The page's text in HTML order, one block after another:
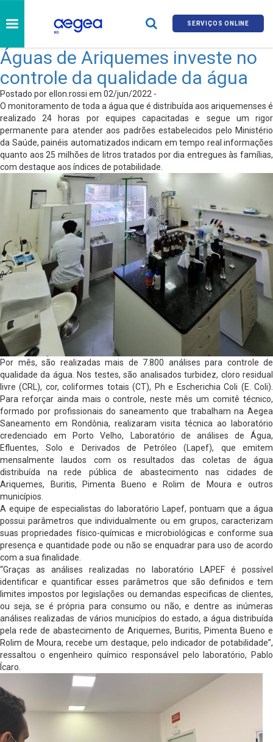
SERVIÇOS ONLINE
Águas de Ariquemes investe no
controle da qualidade da água
Postado por ellon.rossi em 02/jun/2022 -
O monitoramento de toda a água que é distribuída aos ariquemenses é
realizado 24 horas por equipes capacitadas e segue um rigor
permanente para atender aos padrões estabelecidos pelo Ministério
da Saúde, painéis automatizados indicam em tempo real informações
quanto aos 25 milhões de litros tratados por dia entregues às famílias,
com destaque aos índices de potabilidade.
Por mês, são realizadas mais de 7.800 análises para controle de
qualidade da água. Nos testes, são analisados turbidez, cloro residual
livre (CRL), cor, coliformes totais (CT), Ph e Escherichia Coli (E. Coli).
Para reforçar ainda mais o controle, neste mês um comitê técnico,
formado por profissionais do saneamento que trabalham na Aegea
Saneamento em Rondônia, realizaram visita técnica ao laboratório
credenciado em Porto Velho, Laboratório de análises de Água,
Efluentes, Solo e Derivados de Petróleo (Lapef), que emitem
mensalmente laudos com os resultados das coletas de água
distribuída na rede pública de abastecimento nas cidades de
Ariquemes, Buritis, Pimenta Bueno e Rolim de Moura e outros
municípios.
A equipe de especialistas do laboratório Lapef, pontuam que a água
possui parâmetros que individualmente ou em grupos, caracterizam
suas propriedades físico-químicas e microbiológicas e conforme sua
presença e quantidade pode ou não se enquadrar para uso de acordo
com a sua finalidade.
“Graças as análises realizadas no laboratório LAPEF é possível
identificar e quantificar esses parâmetros que são definidos e tem
limites impostos por legislações ou demandas especificas de clientes,
ou seja, se é própria para consumo ou não, e dentre as inúmeras
análises realizadas de vários municípios do estado, a água distribuída
pela rede de abastecimento de Ariquemes, Buritis, Pimenta Bueno e
Rolim de Moura, recebe um destaque, pelo indicador de potabilidade”,
ressaltou o engenheiro químico responsável pelo laboratório, Pablo
Ícaro.